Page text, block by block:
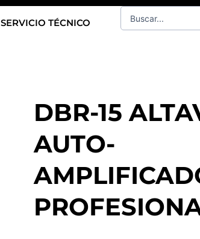
SERVICIO TÉCNICO
Search
DBR-15
AUTO-